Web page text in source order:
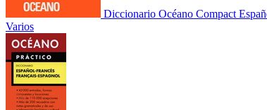
Diccionario Océano Compact
Varios